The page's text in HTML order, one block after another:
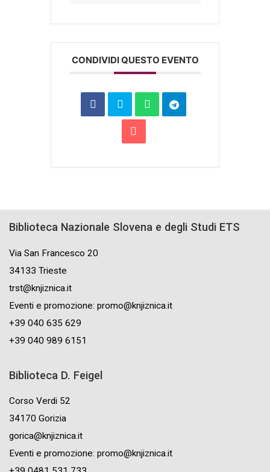
CONDIVIDI QUESTO EVENTO
Biblioteca Nazionale Slovena e degli Studi ETS
Via San Francesco 20
34133 Trieste
trst@knjiznica.it
Eventi e promozione: promo@knjiznica.it
+39 040 635 629
+39 040 989 6151
Biblioteca D. Feigel
Corso Verdi 52
34170 Gorizia
gorica@knjiznica.it
Eventi e promozione: promo@knjiznica.it